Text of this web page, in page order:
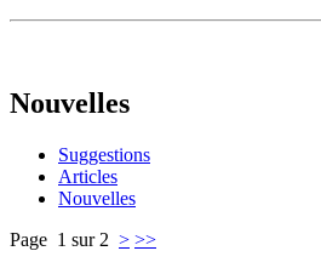
Nouvelles
Suggestions
Articles
Nouvelles
Page 1 sur 2 > >>